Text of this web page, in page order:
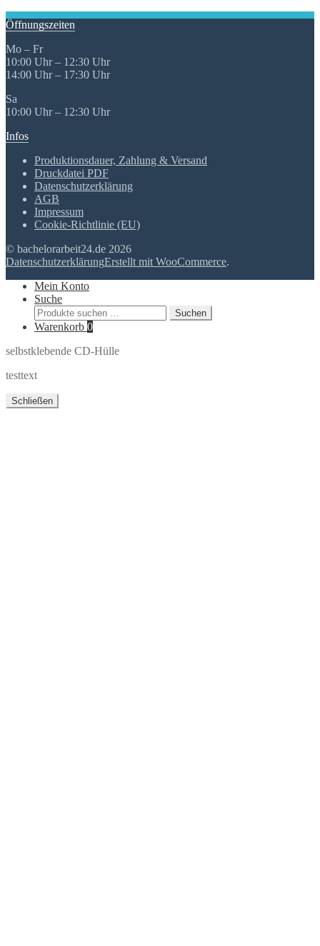
Öffnungszeiten
Mo – Fr
10:00 Uhr – 12:30 Uhr
14:00 Uhr – 17:30 Uhr
Sa
10:00 Uhr – 12:30 Uhr
Infos
Produktionsdauer, Zahlung & Versand
Druckdatei PDF
Datenschutzerklärung
AGB
Impressum
Cookie-Richtlinie (EU)
© bachelorarbeit24.de 2026
DatenschutzerklärungErstellt mit WooCommerce.
Mein Konto
Suche
Suchen
nach:
Suchen
Warenkorb 0
selbstklebende CD-Hülle
testtext
Schließen